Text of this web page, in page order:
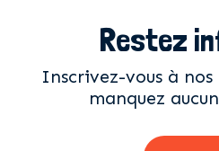
Restez
Inscrivez-vous à
manquez